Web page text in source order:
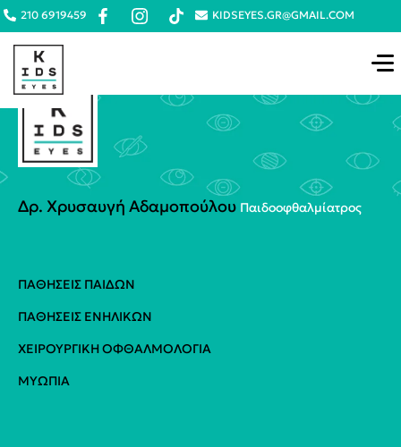
210 6919459 KIDSEYES.GR@GMAIL.COM
Δρ. Χρυσαυγή Αδαμοπούλου Παιδοoφθαλμίατρος
ΠΑΘΉΣΕΙΣ ΠΑΊΔΩΝ
ΠΑΘΉΣΕΙΣ ΕΝΗΛΊΚΩΝ
ΧΕΙΡΟΥΡΓΙΚΉ ΟΦΘΑΛΜΟΛΟΓΊΑ
ΜΥΩΠΊΑ